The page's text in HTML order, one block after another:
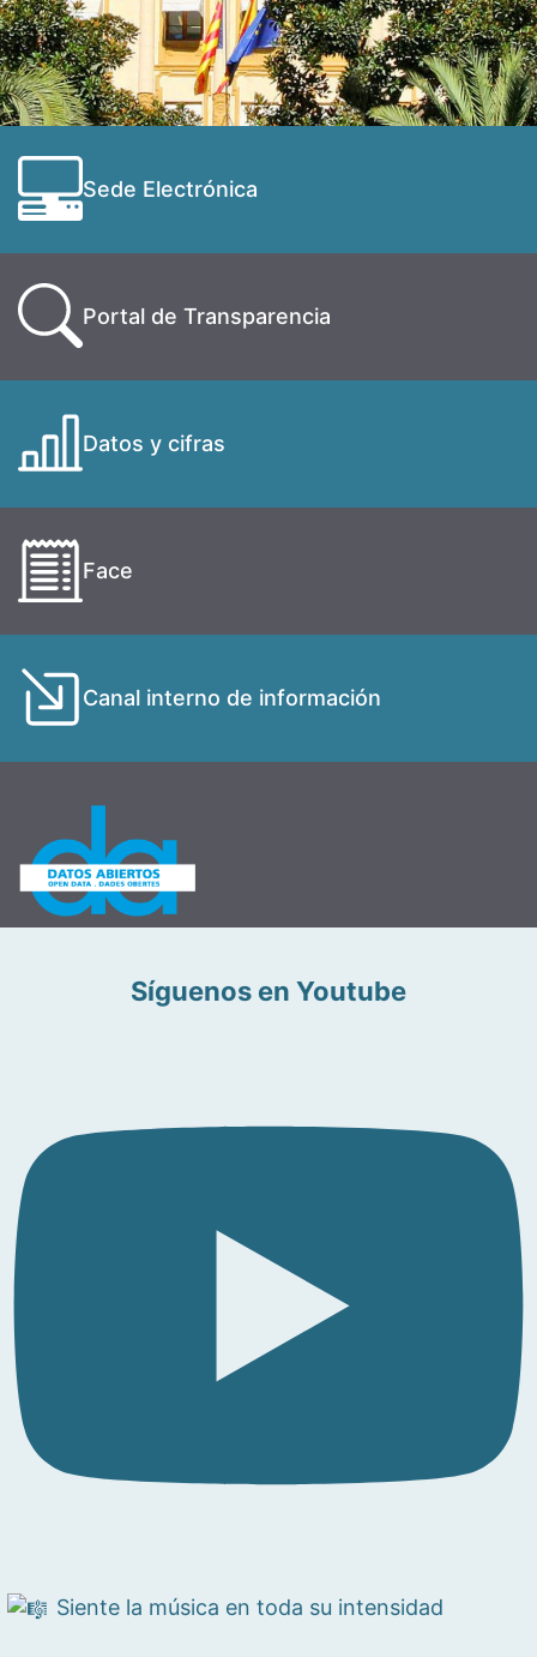
Sede Electrónica
Portal de Transparencia
Datos y cifras
Face
Canal interno de información
Síguenos en Youtube
Siente la música en toda su intensidad